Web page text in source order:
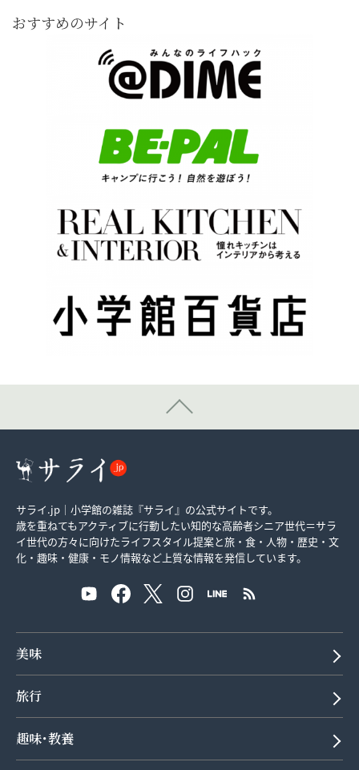
おすすめのサイト
サライ.jp｜小学館の雑誌『サライ』の公式サイトです。
歳を重ねてもアクティブに行動したい知的な高齢者シニア世代＝サラ
イ世代の方々に向けたライフスタイル提案と旅・食・人物・歴史・文
化・趣味・健康・モノ情報など上質な情報を発信しています。
美味
旅行
趣味･教養